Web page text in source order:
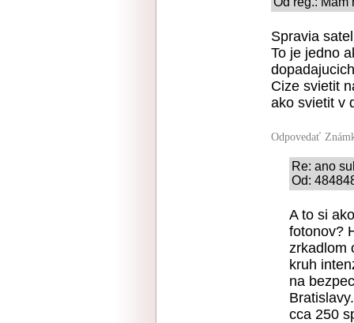
Spravia
To je jedno
Cize svietit
ako svietit v
Odpovedať
Re: ano
Od:
A to si
fotonov?
zrkadlom
kruh
na
cca 250